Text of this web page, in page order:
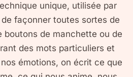
unique, utilisée par
de façonner toutes sortes de
boutons de manchette ou de
des mots particuliers et
émotions, on écrit ce que